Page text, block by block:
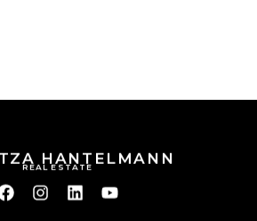
HANTELMANN
REAL ESTATE